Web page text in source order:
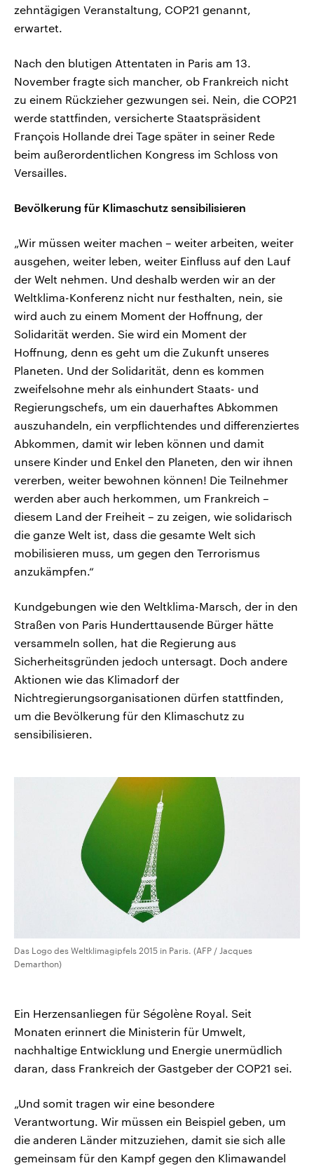
zehntägigen Veranstaltung, COP21 genannt,
erwartet.
Nach den blutigen Attentaten in Paris am 13.
November fragte sich mancher, ob Frankreich nicht
zu einem Rückzieher gezwungen sei. Nein, die COP21
werde stattfinden, versicherte Staatspräsident
François Hollande drei Tage später in seiner Rede
beim außerordentlichen Kongress im Schloss von
Versailles.
Bevölkerung für Klimaschutz sensibilisieren
„Wir müssen weiter machen – weiter arbeiten, weiter
ausgehen, weiter leben, weiter Einfluss auf den Lauf
der Welt nehmen. Und deshalb werden wir an der
Weltklima-Konferenz nicht nur festhalten, nein, sie
wird auch zu einem Moment der Hoffnung, der
Solidarität werden. Sie wird ein Moment der
Hoffnung, denn es geht um die Zukunft unseres
Planeten. Und der Solidarität, denn es kommen
zweifelsohne mehr als einhundert Staats- und
Regierungschefs, um ein dauerhaftes Abkommen
auszuhandeln, ein verpflichtendes und differenziertes
Abkommen, damit wir leben können und damit
unsere Kinder und Enkel den Planeten, den wir ihnen
vererben, weiter bewohnen können! Die Teilnehmer
werden aber auch herkommen, um Frankreich –
diesem Land der Freiheit – zu zeigen, wie solidarisch
die ganze Welt ist, dass die gesamte Welt sich
mobilisieren muss, um gegen den Terrorismus
anzukämpfen.“
Kundgebungen wie den Weltklima-Marsch, der in den
Straßen von Paris Hunderttausende Bürger hätte
versammeln sollen, hat die Regierung aus
Sicherheitsgründen jedoch untersagt. Doch andere
Aktionen wie das Klimadorf der
Nichtregierungsorganisationen dürfen stattfinden,
um die Bevölkerung für den Klimaschutz zu
sensibilisieren.
Das Logo des Weltklimagipfels 2015 in Paris. (AFP / Jacques
Demarthon)
Ein Herzensanliegen für Ségolène Royal. Seit
Monaten erinnert die Ministerin für Umwelt,
nachhaltige Entwicklung und Energie unermüdlich
daran, dass Frankreich der Gastgeber der COP21 sei.
„Und somit tragen wir eine besondere
Verantwortung. Wir müssen ein Beispiel geben, um
die anderen Länder mitzuziehen, damit sie sich alle
gemeinsam für den Kampf gegen den Klimawandel